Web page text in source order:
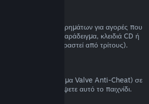
επιστροφή χρημάτων για αγορές που
του Steam (για παράδειγμα, κλειδιά CD ή
που έχουν αγοραστεί από τρίτους).
από το VAC (το σύστημα Valve Anti-Cheat) σε
δικαίωμα να επιστρέψετε αυτό το παιχνίδι.